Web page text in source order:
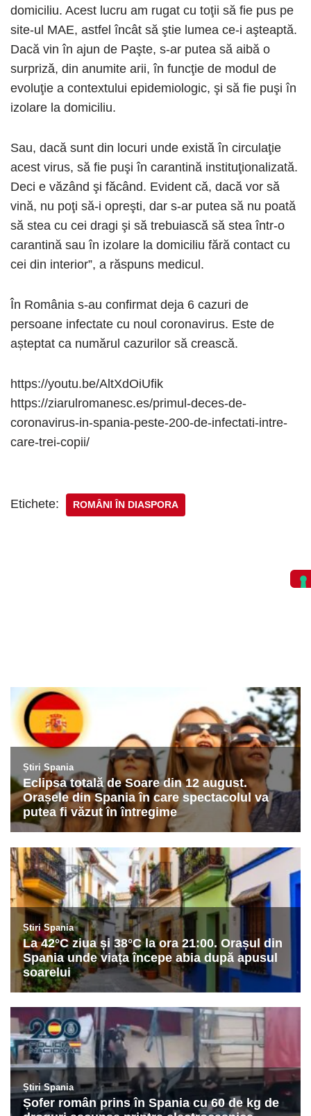
domiciliu. Acest lucru am rugat cu toţii să fie pus pe
site-ul MAE, astfel încât să ştie lumea ce-i aşteaptă.
Dacă vin în ajun de Paşte, s-ar putea să aibă o
surpriză, din anumite arii, în funcţie de modul de
evoluţie a contextului epidemiologic, şi să fie puşi în
izolare la domiciliu.
Sau, dacă sunt din locuri unde există în circulaţie
acest virus, să fie puşi în carantină instituţionalizată.
Deci e văzând şi făcând. Evident că, dacă vor să
vină, nu poţi să-i opreşti, dar s-ar putea să nu poată
să stea cu cei dragi şi să trebuiască să stea într-o
carantină sau în izolare la domiciliu fără contact cu
cei din interior”, a răspuns medicul.
În România s-au confirmat deja 6 cazuri de
persoane infectate cu noul coronavirus. Este de
așteptat ca numărul cazurilor să crească.
https://youtu.be/AltXdOiUfik
https://ziarulromanesc.es/primul-deces-de-
coronavirus-in-spania-peste-200-de-infectati-intre-
care-trei-copii/
Etichete: ROMÂNI ÎN DIASPORA